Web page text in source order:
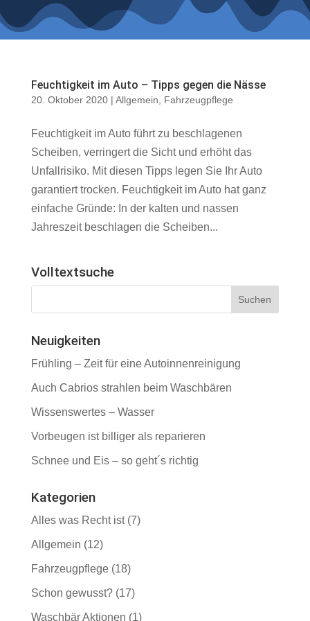
Feuchtigkeit im Auto – Tipps gegen die Nässe
20. Oktober 2020| Allgemein Fahrzeugpflege
Feuchtigkeit im Auto führt zu beschlagenen
Scheiben, verringert die Sicht und erhöht das
Unfallrisiko. Mit diesen Tipps legen Sie Ihr Auto
garantiert trocken. Feuchtigkeit im Auto hat ganz
einfache Gründe: In der kalten und nassen
Jahreszeit beschlagen die Scheiben...
Volltextsuche
Neuigkeiten
Frühling – Zeit für eine Autoinnenreinigung
Auch Cabrios strahlen beim Waschbären
Wissenswertes – Wasser
Vorbeugen ist billiger als reparieren
Schnee und Eis – so geht´s richtig
Kategorien
Alles was Recht ist(7)
Allgemein (12)
Fahrzeugpflege(18)
Schon gewusst?(17)
Waschbär Aktionen (1)